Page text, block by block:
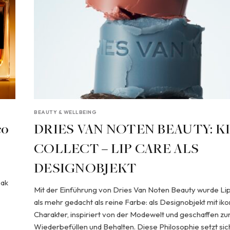
BEAUTY & WELLBEING
DRIES VAN NOTEN BEAUTY:
COLLECT – LIP CARE ALS
DESIGNOBJEKT
Mit der Einführung von Dries Van Noten Beauty wurde
als mehr gedacht als reine Farbe: als Designobjekt mit
Charakter, inspiriert von der Modewelt und geschaffen
Wiederbefüllen und Behalten. Diese Philosophie setzt